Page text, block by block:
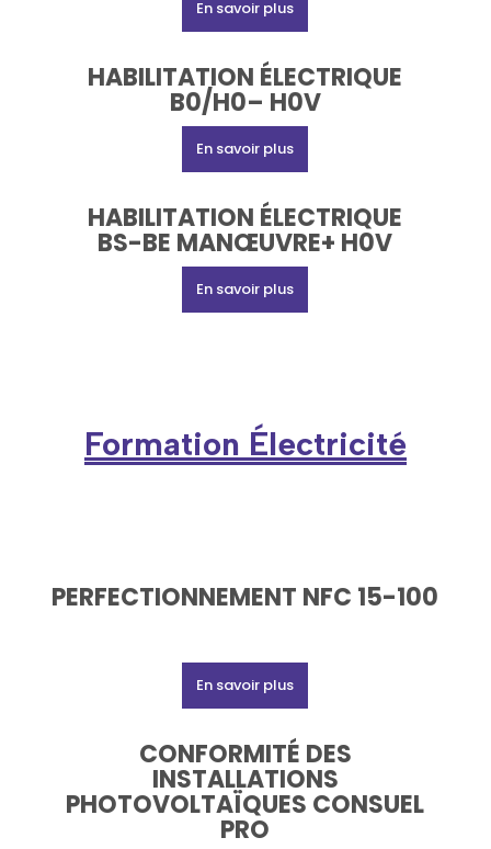
En savoir plus
HABILITATION ÉLECTRIQUE
B0/H0– H0V
En savoir plus
HABILITATION ÉLECTRIQUE
BS-BE MANŒUVRE+ H0V
En savoir plus
Formation Électricité
PERFECTIONNEMENT NFC 15-100
En savoir plus
CONFORMITÉ DES
INSTALLATIONS
PHOTOVOLTAÏQUES CONSUEL
PRO